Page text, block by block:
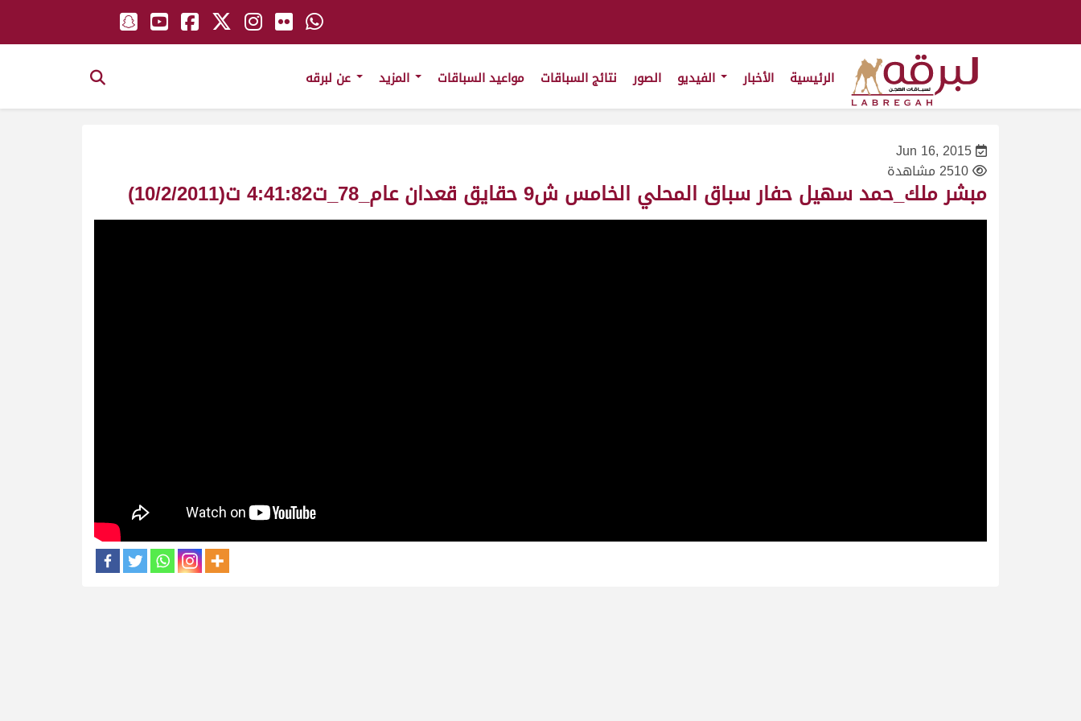
الرئيسية الأخبار الصور نتائج السباقات مواعيد السباقات
Jun 16, 2015
2510 مشاهدة
مبشر ملك_حمد سهيل حفار سباق المحلي الخامس ش9 حقايق قعدان عام_78_ت4:41:82 ت(10/2/2011)